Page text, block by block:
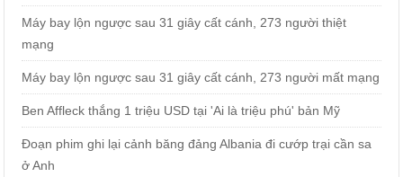
Máy bay lộn ngược sau 31 giây cất cánh, 273 người thiệt
mạng
Máy bay lộn ngược sau 31 giây cất cánh, 273 người mất mạng
Ben Affleck thắng 1 triệu USD tại 'Ai là triệu phú' bản Mỹ
Đoạn phim ghi lại cảnh băng đảng Albania đi cướp trại cần sa
ở Anh